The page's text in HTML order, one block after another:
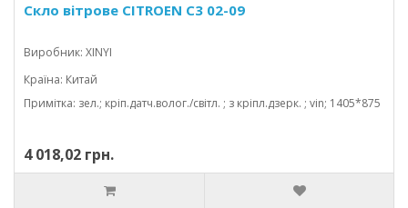
Скло вітрове CITROEN C3 02-09
Виробник: XINYI
Країна: Китай
Примітка: зел.; кріп.датч.волог./світл. ; з кріпл.дзерк. ; vin; 1405*875
4 018,02 грн.